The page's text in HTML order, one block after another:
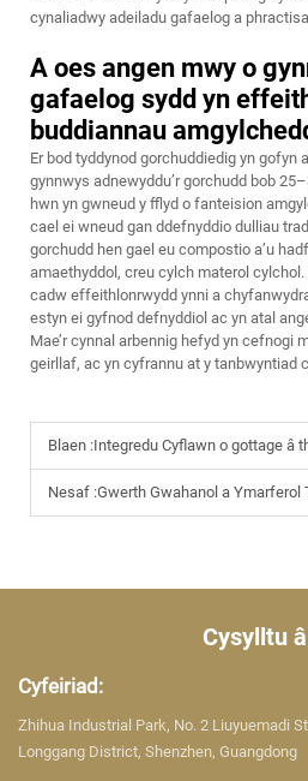
cynaliadwy adeiladu gafaelog a
A oes angen mwy o
gafaelog sydd yn
buddiannau
Er bod tyddynod gorchuddiedig yn gofyn
gynnwys adnewyddu’r gorchudd bob
hwn yn gwneud y fflyd o fanteision
cael ei wneud gan ddefnyddio dulliau
gorchudd hen gael eu compostio a’u
amaethyddol, creu cylch materol cylchol.
cadw effeithlonrwydd ynni a
estyn ei gyfnod defnyddiol ac yn atal
Mae’r cynnal arbennig hefyd yn cefnogi
geirllaf, ac yn cyfrannu at y tanbwyntiad
Blaen :Integredu Cyflawn o gottage â
Nesaf :Gwerth Gwahanol a Ymarferol Tŷ Cynlluniedig
Cysylltu
Cyfeiriad:
Zhihua Industrial Park, No. 2 Liuyuemadi
Longgang District, Shenzhen, Guangdong